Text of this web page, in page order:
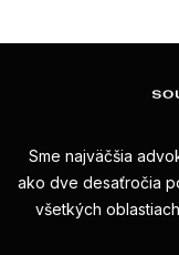
Sme najväčšia
ako dve desaťročia
všetkých